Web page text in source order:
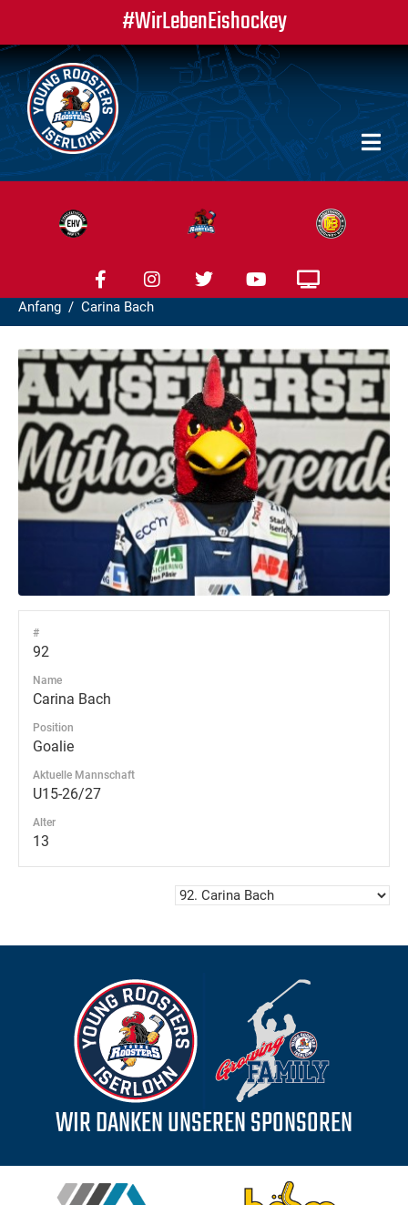
#WirLebenEishockey
Anfang Carina Bach
#
92
Name
Carina Bach
Position
Goalie
Aktuelle Mannschaft
U15-26/27
Alter
13
WIR DANKEN UNSEREN SPONSOREN